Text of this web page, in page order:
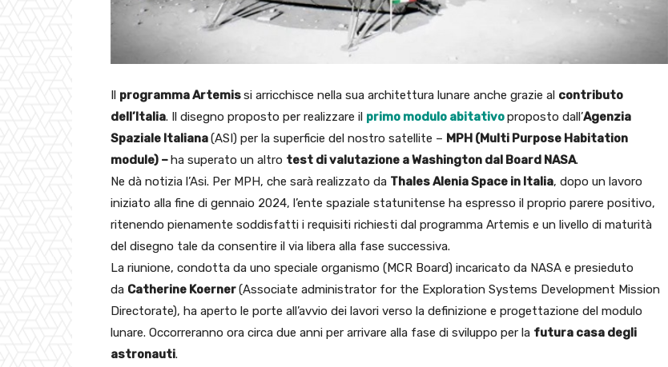
Il programma Artemissi arricchisce nella sua architettura lunare anche grazie al contributo
dell’Italia. Il disegno proposto per realizzare il primo modulo abitativoproposto dall’Agenzia
Spaziale Italiana(ASI) per la superficie del nostro satellite – MPH (Multi Purpose Habitation
module) –ha superato un altro test di valutazione a Washington dal Board NASA.
Ne dà notizia l’Asi. Per MPH, che sarà realizzato da Thales Alenia Space in Italia, dopo un lavoro
iniziato alla fine di gennaio 2024, l’ente spaziale statunitense ha espresso il proprio parere positivo,
ritenendo pienamente soddisfatti i requisiti richiesti dal programma Artemis e un livello di maturità
del disegno tale da consentire il via libera alla fase successiva.
La riunione, condotta da uno speciale organismo (MCR Board) incaricato da NASA e presieduto
da Catherine Koerner(Associate administrator for the Exploration Systems Development Mission
Directorate), ha aperto le porte all’avvio dei lavori verso la definizione e progettazione del modulo
lunare. Occorreranno ora circa due anni per arrivare alla fase di sviluppo per la futura casa degli
astronauti.